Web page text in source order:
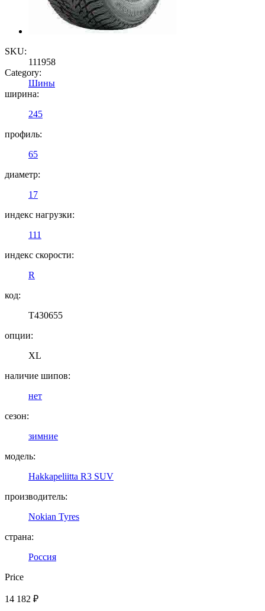
SKU:
111958
Category:
Шины
ширина:
245
профиль:
65
диаметр:
17
индекс нагрузки:
111
индекс скорости:
R
код:
T430655
опции:
XL
наличие шипов:
нет
сезон:
зимние
модель:
Hakkapeliitta R3 SUV
производитель:
Nokian Tyres
страна:
Россия
Price
14 182 ₽